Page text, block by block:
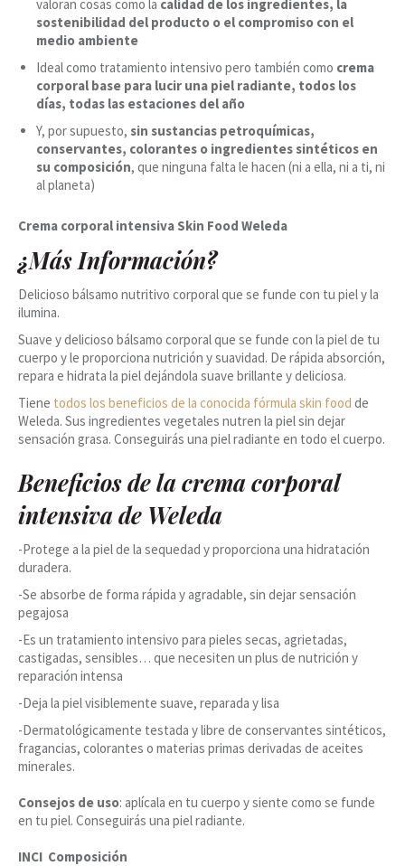
valoran cosas como la calidad de los ingredientes, la
sostenibilidad del producto o el compromiso con el
medio ambiente
Ideal como tratamiento intensivo pero también como crema
corporal base para lucir una piel radiante, todos los
días, todas las estaciones del año
Y, por supuesto, sin sustancias petroquímicas,
conservantes, colorantes o ingredientes sintéticos en
su composición, que ninguna falta le hacen (ni a ella, ni a ti, ni
al planeta)
Crema corporal intensiva Skin Food Weleda
¿Más Información?
Delicioso bálsamo nutritivo corporal que se funde con tu piel y la
ilumina.
Suave y delicioso bálsamo corporal que se funde con la piel de tu
cuerpo y le proporciona nutrición y suavidad. De rápida absorción,
repara e hidrata la piel dejándola suave brillante y deliciosa.
Tiene todos los beneficios de la conocida fórmula skin food de
Weleda. Sus ingredientes vegetales nutren la piel sin dejar
sensación grasa. Conseguirás una piel radiante en todo el cuerpo.
Beneficios de la crema corporal
intensiva de Weleda
-Protege a la piel de la sequedad y proporciona una hidratación
duradera.
-Se absorbe de forma rápida y agradable, sin dejar sensación
pegajosa
-Es un tratamiento intensivo para pieles secas, agrietadas,
castigadas, sensibles… que necesiten un plus de nutrición y
reparación intensa
-Deja la piel visiblemente suave, reparada y lisa
-Dermatológicamente testada y libre de conservantes sintéticos,
fragancias, colorantes o materias primas derivadas de aceites
minerales.
Consejos de uso: aplícala en tu cuerpo y siente como se funde
en tu piel. Conseguirás una piel radiante.
INCI Composición